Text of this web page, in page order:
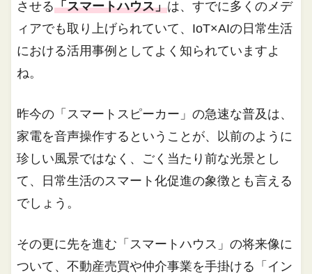
させる「スマートハウス」は、すでに多くのメデ
ィアでも取り上げられていて、IoT×AIの日常生活
における活用事例としてよく知られていますよ
ね。
昨今の「スマートスピーカー」の急速な普及は、
家電を音声操作するということが、以前のように
珍しい風景ではなく、ごく当たり前な光景とし
て、日常生活のスマート化促進の象徴とも言える
でしょう。
その更に先を進む「スマートハウス」の将来像に
ついて、不動産売買や仲介事業を手掛ける「イン